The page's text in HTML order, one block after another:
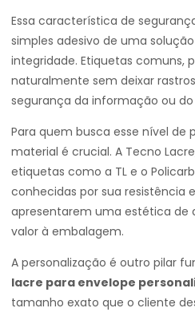
Essa característica de
simples adesivo de uma
integridade. Etiquetas comuns,
naturalmente sem deixar
segurança da informação ou
Para quem busca esse nível de
material é crucial. A Tecno
etiquetas como a TL e o
conhecidas por sua resistência
apresentarem uma estética de
valor à embalagem.
A personalização é outro pilar
lacre para envelope
tamanho exato que o cliente